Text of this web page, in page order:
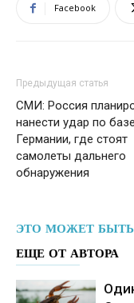
Facebook
Предыдущая статья
СМИ: Россия
нанести удар по
Германии, где стоят
самолеты дальнего
обнаружения
ЭТО МОЖЕТ
ЕЩЕ ОТ АВТОРА